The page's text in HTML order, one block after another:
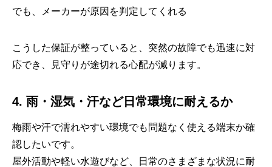
でも、メーカーが原因を判定してくれる
こうした保証が整っていると、突然の故障でも迅速に対
応でき、見守りが途切れる心配が減ります。
4. 雨・湿気・汗など日常環境に耐えるか
梅雨や汗で濡れやすい環境でも問題なく使える端末か確
認したいです。
屋外活動や軽い水遊びなど、日常のさまざまな状況に耐